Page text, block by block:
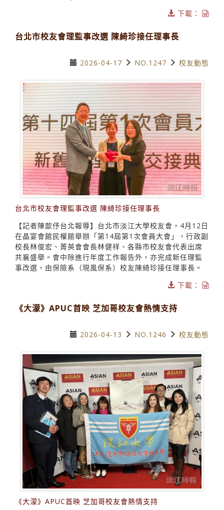
下載：
台北市校友會理監事改選 陳綺珍接任理事長
2026-04-17 NO.1247 校友動態
台北市校友會理監事改選 陳綺珍接任理事長
【記者陳歆伃台北報導】台北市淡江大學校友會，4月12日
在晶宴會館民權館舉辦「第14屆第1次會員大會」，行政副
校長林俊宏、菁英會會長林健祥、各縣市校友會代表出席
共襄盛舉。會中除進行年度工作報告外，亦完成新任理監
事改選，由保險系（現風保系）校友陳綺珍接任理事長。
下載：
《大濛》APUC首映 芝加哥校友會熱情支持
2026-04-13 NO.1246 校友動態
《大濛》APUC首映 芝加哥校友會熱情支持